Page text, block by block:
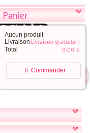
Aucun produit
Livraison
Total
Commander